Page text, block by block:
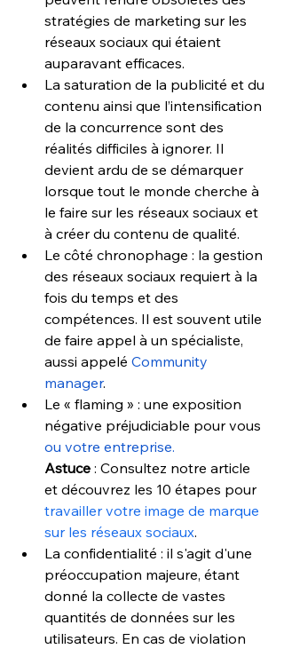
stratégies de marketing sur les
réseaux sociaux qui étaient
auparavant efficaces.
La saturation de la publicité et du
contenu ainsi que l’intensification
de la concurrence sont des
réalités difficiles à ignorer. Il
devient ardu de se démarquer
lorsque tout le monde cherche à
le faire sur les réseaux sociaux et
à créer du contenu de qualité.
Le côté chronophage : la gestion
des réseaux sociaux requiert à la
fois du temps et des
compétences. Il est souvent utile
de faire appel à un spécialiste,
aussi appelé Community
manager.
Le « flaming » : une exposition
négative préjudiciable pour vous
ou votre entreprise.
Astuce : Consultez notre article
et découvrez les 10 étapes pour
travailler votre image de marque
sur les réseaux sociaux.
La confidentialité : il s'agit d'une
préoccupation majeure, étant
donné la collecte de vastes
quantités de données sur les
utilisateurs. En cas de violation